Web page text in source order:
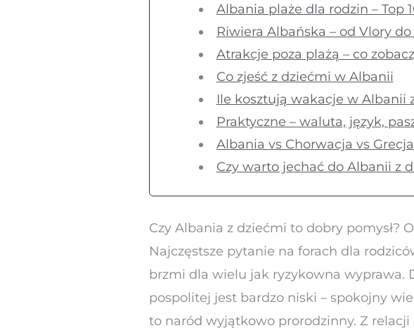
Albania plaże dla rodzin – Top
Riwiera Albańska – od Vlory
Atrakcje poza plażą – co
Co zjeść z dziećmi w Albanii
Ile kosztują wakacje w Albanii
Praktyczne – waluta, język,
Albania vs Chorwacja vs
Czy warto jechać do Albanii z
Czy Albania z dziećmi to dobry pomysł?
Najczęstsze pytanie na forach dla
brzmi dla wielu jak ryzykowna wyprawa.
pospolitej jest bardzo niski – spokojny
to naród wyjątkowo prorodzinny. Z